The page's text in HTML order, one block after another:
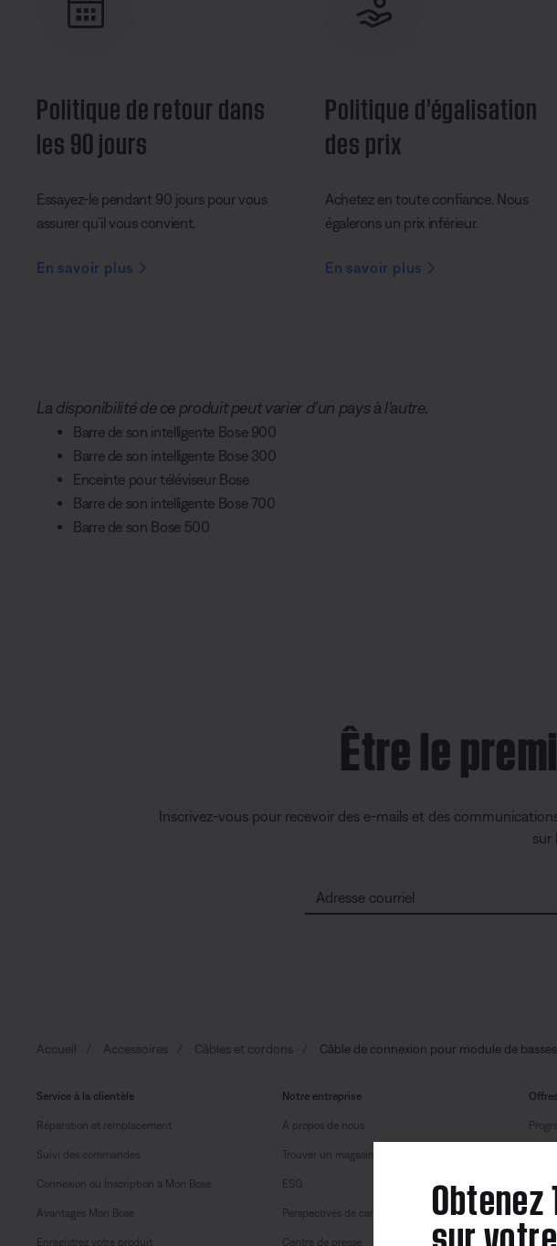
Politique de retour dans
les 90 jours
Essayez-le pendant 90 jours pour vous
assurer qu’il vous convient.
En savoir plus
Politique d’égalisation
des prix
Achetez en toute confiance. Nous
égalerons un prix inférieur.
En savoir plus
La disponibilité de ce produit peut varier d’un pays à l’autre.
Barre de son intelligente Bose 900
Barre de son intelligente Bose 300
Enceinte pour téléviseur Bose
Barre de son intelligente Bose 700
Barre de son Bose 500
Être le
Inscrivez-vous pour recevoir des e-mails et des
sur
Adresse courriel
Accueil Accessoires Câbles et cordons Câble de connexion pour module de
Service à la clientèle
Réparation et remplacement
Suivi des commandes
Connexion ou Inscription à Mon Bose
Avantages Mon Bose
Enregistrez votre produit
Notre entreprise
À propos de nous
Trouver un magasin
ESG
Perspectives de carrière
Centre de presse
Offres
Obtenez
sur